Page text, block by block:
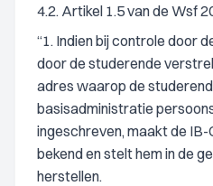
4.2. Artikel 1.5 van de Wsf
“1. Indien bij controle door
door de studerende
adres waarop de
basisadministratie
ingeschreven, maakt de IB-
bekend en stelt hem in de
herstellen.